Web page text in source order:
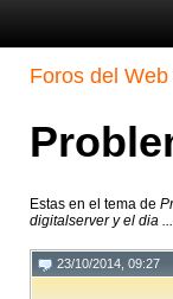
Foros del Web
Estas en el tema de
digitalserver y el dia ...
23/10/2014, 09:27